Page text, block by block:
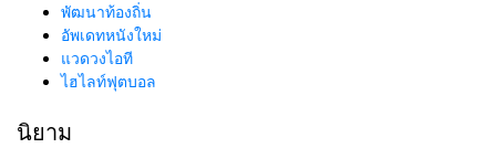
พัฒนาท้องถิ่น
อัพเดทหนังใหม่
แวดวงไอที
ไฮไลท์ฟุตบอล
นิยาม